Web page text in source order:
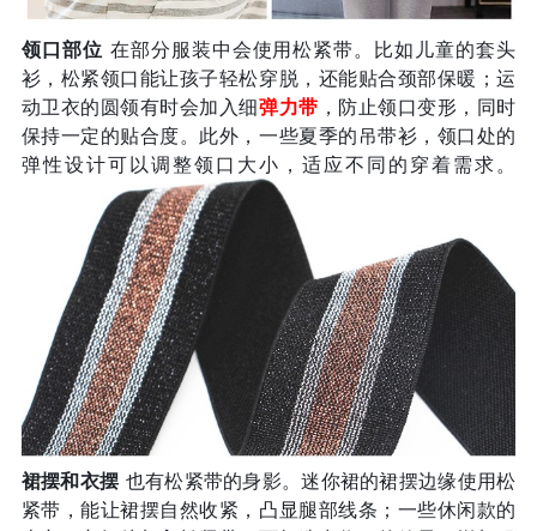
领口部位 在部分服装中会使用松紧带。比如儿童的套头
衫，松紧领口能让孩子轻松穿脱，还能贴合颈部保暖；运
动卫衣的圆领有时会加入细弹力带 ，防止领口变形，同时
保持一定的贴合度。此外，一些夏季的吊带衫，领口处的
弹性设计可以调整领口大小，适应不同的穿着需求。
裙摆和衣摆 也有松紧带的身影。迷你裙的裙摆边缘使用松
紧带，能让裙摆自然收紧，凸显腿部线条；一些休闲款的